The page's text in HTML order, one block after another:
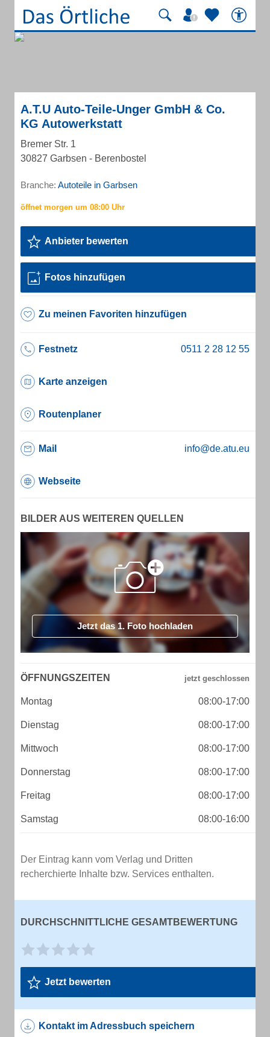
A.T.U Auto-Teile-Unger GmbH & Co.
KG Autowerkstatt
Bremer Str. 1
30827 Garbsen - Berenbostel
Branche: Autoteile in Garbsen
Anbieter bewerten
Fotos hinzufügen
Zu meinen Favoriten hinzufügen
Festnetz
Karte anzeigen
Routenplaner
Mail info@de.atu.eu
Webseite
BILDER AUS WEITEREN QUELLEN
Jetzt das 1. Foto hochladen
ÖFFNUNGSZEITEN
Montag 08:00-17:00
Dienstag 08:00-17:00
Mittwoch 08:00-17:00
Donnerstag 08:00-17:00
Freitag 08:00-17:00
Samstag 08:00-16:00
Der Eintrag kann vom Verlag und Dritten
recherchierte Inhalte bzw. Services enthalten.
DURCHSCHNITTLICHE GESAMTBEWERTUNG
Jetzt bewerten
Kontakt im Adressbuch speichern